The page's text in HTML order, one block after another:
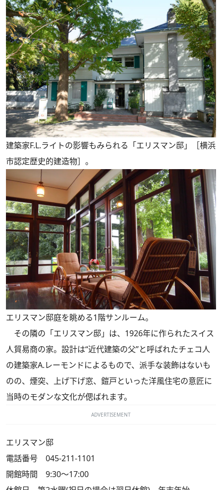
建築家F.L.ライトの影響もみられる「エリスマン邸」［横浜
市認定歴史的建造物］。
エリスマン邸庭を眺める1階サンルーム。
その隣の「エリスマン邸」は、1926年に作られたスイス
人貿易商の家。設計は“近代建築の父”と呼ばれたチェコ人
の建築家A.レーモンドによるもので、派手な装飾はないも
のの、煙突、上げ下げ窓、鎧戸といった洋風住宅の意匠に
当時のモダンな文化が偲ばれます。
ADVERTISEMENT
エリスマン邸
電話番号 045-211-1101
開館時間 9:30～17:00